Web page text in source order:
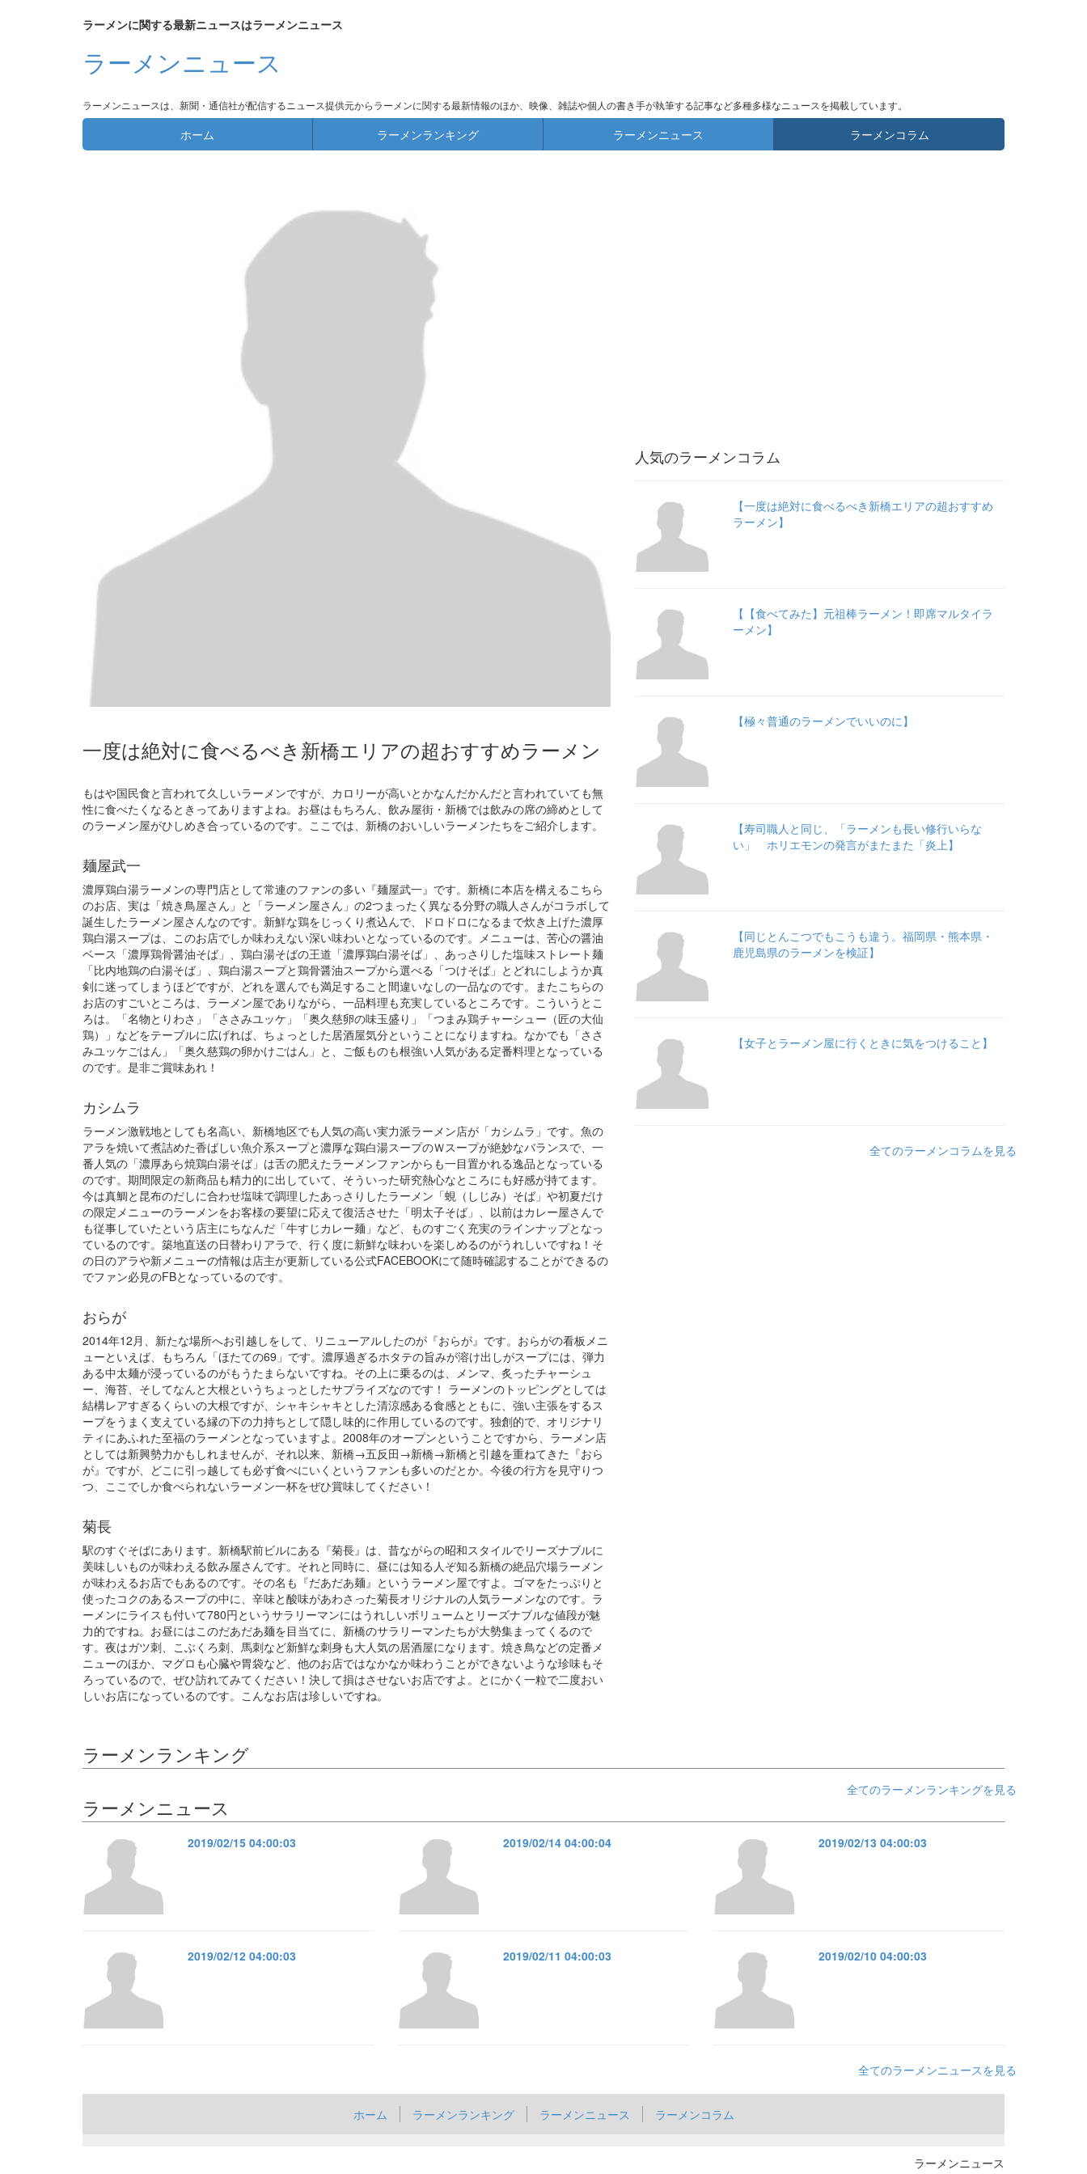
ラーメンに関する最新ニュースはラーメンニュース
ラーメンニュース
ラーメンニュースは、新聞・通信社が配信するニュース提供元からラーメンに関する最新情報のほか、映像、雑誌や個人の書き手が執筆する記事など多種多様なニュースを掲載しています。
ホーム ラーメンランキング ラーメンニュース ラーメンコラム
一度は絶対に食べるべき新橋エリアの超おすすめラーメン
もはや国民食と言われて久しいラーメンですが、カロリーが高いとかなんだかんだと言われていても無
性に食べたくなるときってありますよね。お昼はもちろん、飲み屋街・新橋では飲みの席の締めとして
のラーメン屋がひしめき合っているのです。ここでは、新橋のおいしいラーメンたちをご紹介します。
麺屋武一
濃厚鶏白湯ラーメンの専門店として常連のファンの多い『麺屋武一』です。新橋に本店を構えるこちら
のお店、実は「焼き鳥屋さん」と「ラーメン屋さん」の2つまったく異なる分野の職人さんがコラボして
誕生したラーメン屋さんなのです。新鮮な鶏をじっくり煮込んで、ドロドロになるまで炊き上げた濃厚
鶏白湯スープは、このお店でしか味わえない深い味わいとなっているのです。メニューは、苦心の醤油
ベース「濃厚鶏骨醤油そば」、鶏白湯そばの王道「濃厚鶏白湯そば」、あっさりした塩味ストレート麺
「比内地鶏の白湯そば」、鶏白湯スープと鶏骨醤油スープから選べる「つけそば」とどれにしようか真
剣に迷ってしまうほどですが、どれを選んでも満足すること間違いなしの一品なのです。またこちらの
お店のすごいところは、ラーメン屋でありながら、一品料理も充実しているところです。こういうとこ
ろは。「名物とりわさ」「ささみユッケ」「奥久慈卵の味玉盛り」「つまみ鶏チャーシュー（匠の大仙
鶏）」などをテーブルに広げれば、ちょっとした居酒屋気分ということになりますね。なかでも「ささ
みユッケごはん」「奥久慈鶏の卵かけごはん」と、ご飯ものも根強い人気がある定番料理となっている
のです。是非ご賞味あれ！
カシムラ
ラーメン激戦地としても名高い、新橋地区でも人気の高い実力派ラーメン店が「カシムラ」です。魚の
アラを焼いて煮詰めた香ばしい魚介系スープと濃厚な鶏白湯スープのＷスープが絶妙なバランスで、一
番人気の「濃厚あら焼鶏白湯そば」は舌の肥えたラーメンファンからも一目置かれる逸品となっている
のです。期間限定の新商品も精力的に出していて、そういった研究熱心なところにも好感が持てます。
今は真鯛と昆布のだしに合わせ塩味で調理したあっさりしたラーメン「蜆（しじみ）そば」や初夏だけ
の限定メニューのラーメンをお客様の要望に応えて復活させた「明太子そば」、以前はカレー屋さんで
も従事していたという店主にちなんだ「牛すじカレー麺」など、ものすごく充実のラインナップとなっ
ているのです。築地直送の日替わりアラで、行く度に新鮮な味わいを楽しめるのがうれしいですね！そ
の日のアラや新メニューの情報は店主が更新している公式FACEBOOKにて随時確認することができるの
でファン必見のFBとなっているのです。
おらが
2014年12月、新たな場所へお引越しをして、リニューアルしたのが『おらが』です。おらがの看板メニ
ューといえば、もちろん「ほたての69」です。濃厚過ぎるホタテの旨みが溶け出しがスープには、弾力
ある中太麺が浸っているのがもうたまらないですね。その上に乗るのは、メンマ、炙ったチャーシュ
ー、海苔、そしてなんと大根というちょっとしたサプライズなのです！ ラーメンのトッピングとしては
結構レアすぎるくらいの大根ですが、シャキシャキとした清涼感ある食感とともに、強い主張をするス
ープをうまく支えている縁の下の力持ちとして隠し味的に作用しているのです。独創的で、オリジナリ
ティにあふれた至福のラーメンとなっていますよ。2008年のオープンということですから、ラーメン店
としては新興勢力かもしれませんが、それ以来、新橋→五反田→新橋→新橋と引越を重ねてきた『おら
が』ですが、どこに引っ越しても必ず食べにいくというファンも多いのだとか。今後の行方を見守りつ
つ、ここでしか食べられないラーメン一杯をぜひ賞味してください！
菊長
駅のすぐそばにあります。新橋駅前ビルにある『菊長』は、昔ながらの昭和スタイルでリーズナブルに
美味しいものが味わえる飲み屋さんです。それと同時に、昼には知る人ぞ知る新橋の絶品穴場ラーメン
が味わえるお店でもあるのです。その名も『だあだあ麺』というラーメン屋ですよ。ゴマをたっぷりと
使ったコクのあるスープの中に、辛味と酸味があわさった菊長オリジナルの人気ラーメンなのです。ラ
ーメンにライスも付いて780円というサラリーマンにはうれしいボリュームとリーズナブルな値段が魅
力的ですね。お昼にはこのだあだあ麺を目当てに、新橋のサラリーマンたちが大勢集まってくるので
す。夜はガツ刺、こぶくろ刺、馬刺など新鮮な刺身も大人気の居酒屋になります。焼き鳥などの定番メ
ニューのほか、マグロも心臓や胃袋など、他のお店ではなかなか味わうことができないような珍味もそ
ろっているので、ぜひ訪れてみてください！決して損はさせないお店ですよ。とにかく一粒で二度おい
しいお店になっているのです。こんなお店は珍しいですね。
人気のラーメンコラム
【一度は絶対に食べるべき新橋エリアの超おすすめ
ラーメン】
【【食べてみた】元祖棒ラーメン！即席マルタイラ
ーメン】
【極々普通のラーメンでいいのに】
【寿司職人と同じ、「ラーメンも長い修行いらな
い」 ホリエモンの発言がまたまた「炎上】
【同じとんこつでもこうも違う。福岡県・熊本県・
鹿児島県のラーメンを検証】
【女子とラーメン屋に行くときに気をつけること】
全てのラーメンコラムを見る
ラーメンランキング
全てのラーメンランキングを見る
ラーメンニュース
2019/02/15 04:00:03 2019/02/14 04:00:04 2019/02/13 04:00:03
2019/02/12 04:00:03 2019/02/11 04:00:03 2019/02/10 04:00:03
全てのラーメンニュースを見る
ホーム ラーメンランキング ラーメンニュース ラーメンコラム
ラーメンニュース